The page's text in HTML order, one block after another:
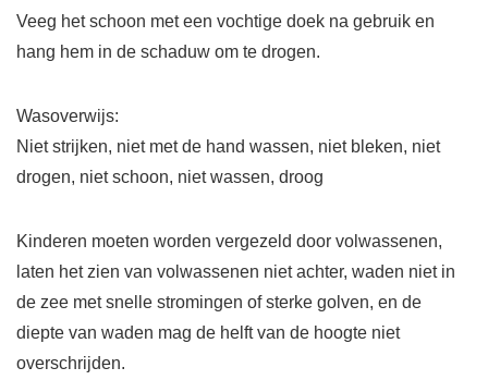
Veeg het schoon met een vochtige doek na gebruik en
hang hem in de schaduw om te drogen.
Wasoverwijs:
Niet strijken, niet met de hand wassen, niet bleken, niet
drogen, niet schoon, niet wassen, droog
Kinderen moeten worden vergezeld door volwassenen,
laten het zien van volwassenen niet achter, waden niet in
de zee met snelle stromingen of sterke golven, en de
diepte van waden mag de helft van de hoogte niet
overschrijden.